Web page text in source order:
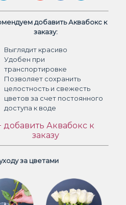
добавить Аквабокс к
заказу:
Выглядит красиво
Удобен при
транспортировке
Позволяет сохранить
целостность и свежесть
цветов за счет постоянного
доступа к воде
добавить Аквабокс к
заказу
за цветами